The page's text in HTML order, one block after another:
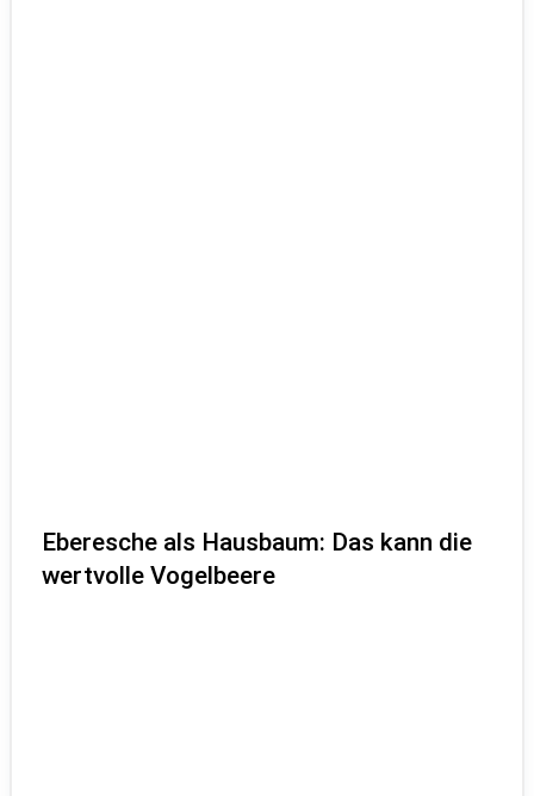
Eberesche als Hausbaum: Das kann die
wertvolle Vogelbeere